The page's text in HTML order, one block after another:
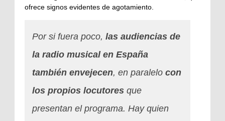
ofrece signos evidentes de agotamiento.
Por si fuera poco, las audiencias de
la radio musical en España
también envejecen, en paralelo con
los propios locutores que
presentan el programa. Hay quien